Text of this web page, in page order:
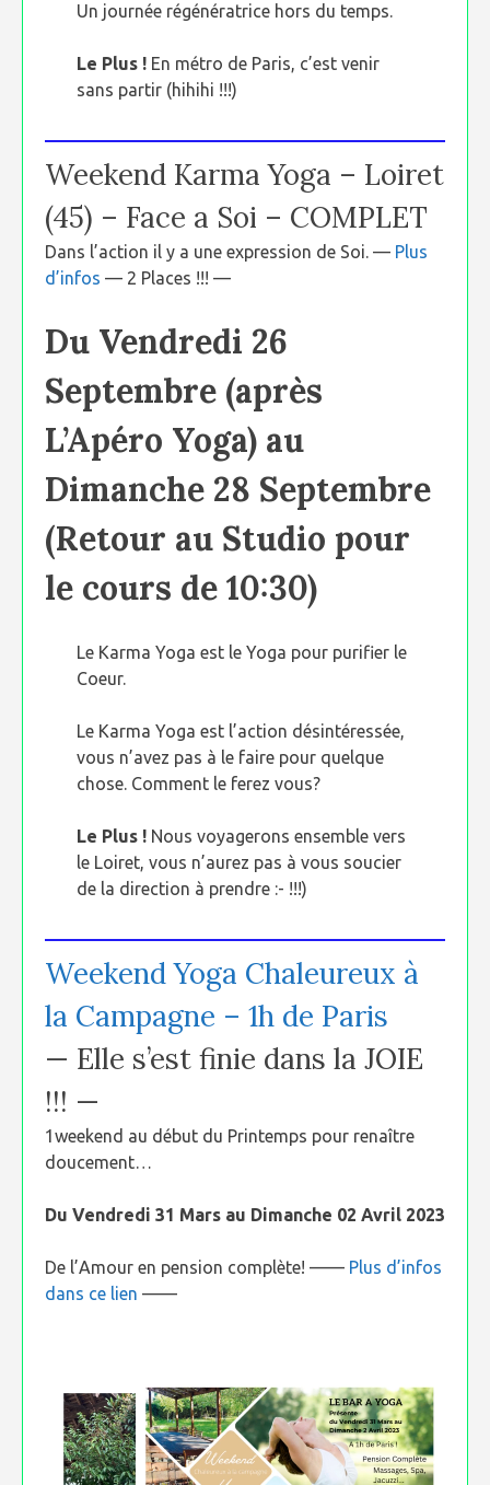
Un journée régénératrice hors du temps.
Le Plus ! En métro de Paris, c’est venir
sans partir (hihihi !!!)
Weekend Karma Yoga – Loiret
(45) – Face a Soi – COMPLET
Dans l’action il y a une expression de Soi. — Plus
d’infos — 2 Places !!! —
Du Vendredi 26
Septembre (après
L’Apéro Yoga) au
Dimanche 28 Septembre
(Retour au Studio pour
le cours de 10:30)
Le Karma Yoga est le Yoga pour purifier le
Coeur.
Le Karma Yoga est l’action désintéressée,
vous n’avez pas à le faire pour quelque
chose. Comment le ferez vous?
Le Plus ! Nous voyagerons ensemble vers
le Loiret, vous n’aurez pas à vous soucier
de la direction à prendre :- !!!)
Weekend Yoga Chaleureux à
la Campagne – 1h de Paris
— Elle s’est finie dans la JOIE
!!! —
1weekend au début du Printemps pour renaître
doucement…
Du Vendredi 31 Mars au Dimanche 02 Avril 2023
De l’Amour en pension complète! —— Plus d’infos
dans ce lien ——